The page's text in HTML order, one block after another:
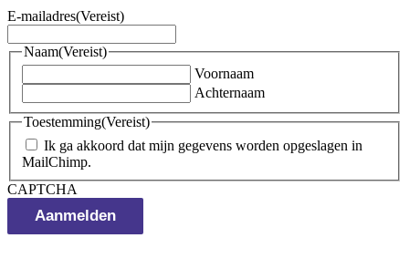
E-mailadres(Vereist)
Naam(Vereist)
Voornaam
Achternaam
Toestemming(Vereist)
Ik ga akkoord dat mijn gegevens worden opgeslagen in
MailChimp.
CAPTCHA